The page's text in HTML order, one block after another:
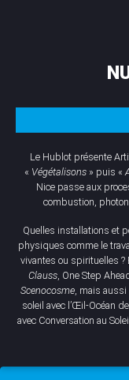
Le Hublot présente
« Végétalisons» puis «
Nice passe aux
combustion,
Quelles installations et
physiques comme le
vivantes ou spirituelles ?
Clauss , One Step
Scenocosme, mais aussi
soleil avec l’Œil-Océan de
avec Conversation au